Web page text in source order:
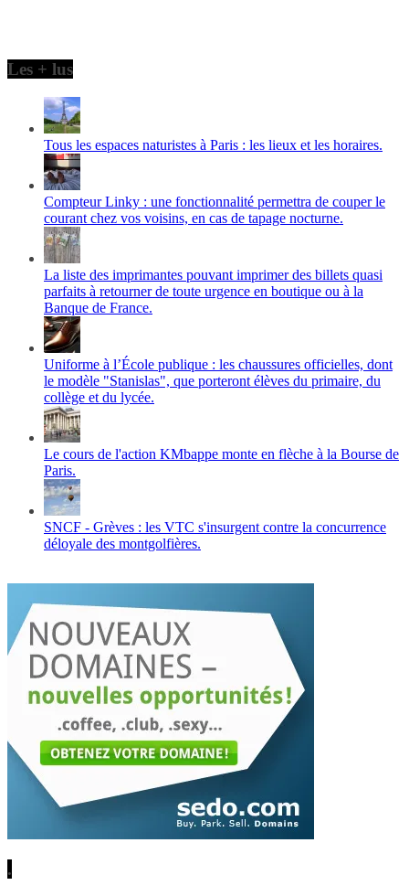
Les + lus
Tous les espaces naturistes à Paris : les lieux et les horaires.
Compteur Linky : une fonctionnalité permettra de couper le
courant chez vos voisins, en cas de tapage nocturne.
La liste des imprimantes pouvant imprimer des billets quasi
parfaits à retourner de toute urgence en boutique ou à la
Banque de France.
Uniforme à l’École publique : les chaussures officielles, dont
le modèle "Stanislas", que porteront élèves du primaire, du
collège et du lycée.
Le cours de l'action KMbappe monte en flèche à la Bourse de
Paris.
SNCF - Grèves : les VTC s'insurgent contre la concurrence
déloyale des montgolfières.
.